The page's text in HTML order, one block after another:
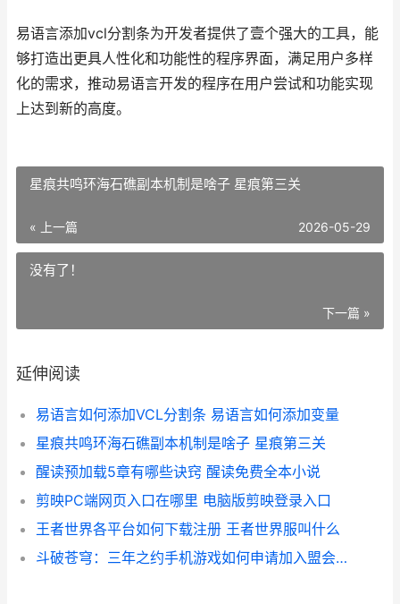
易语言添加vcl分割条为开发者提供了壹个强大的工具，能
够打造出更具人性化和功能性的程序界面，满足用户多样
化的需求，推动易语言开发的程序在用户尝试和功能实现
上达到新的高度。
星痕共鸣环海石礁副本机制是啥子 星痕第三关
« 上一篇 2026-05-29
没有了！
下一篇 »
延伸阅读
易语言如何添加VCL分割条 易语言如何添加变量
星痕共鸣环海石礁副本机制是啥子 星痕第三关
醒读预加载5章有哪些诀窍 醒读免费全本小说
剪映PC端网页入口在哪里 电脑版剪映登录入口
王者世界各平台如何下载注册 王者世界服叫什么
斗破苍穹：三年之约手机游戏如何申请加入盟会 斗破苍穹三年之约免费观看完整版